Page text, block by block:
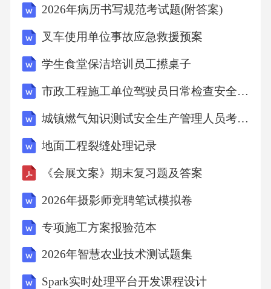
1312025亳州期末］【知识技能】如图①，点P
是正方形ABCD的对角线AC上一动点，连接PB,
PD.求证:PB=P
D;
【数学思考】如图②，点E是正方形ABCD的边
BC的中点，连接DE交对角线AC于点M,连接AE
交
对角线BD于点N.
(1)求证:DM=AN:
2026年病历书写规范考试题(附答案)
叉车使用单位事故应急救援预案
学生食堂保洁培训员工攃桌子
市政工程施工单位驾驶员日常检查安全操作规程
城镇燃气知识测试安全生产管理人员考试试卷及答案
地面工程裂缝处理记录
《会展文案》期末复习题及答案
2026年摄影师竞聘笔试模拟卷
专项施工方案报验范本
2026年智慧农业技术测试题集
Spark实时处理平台开发课程设计